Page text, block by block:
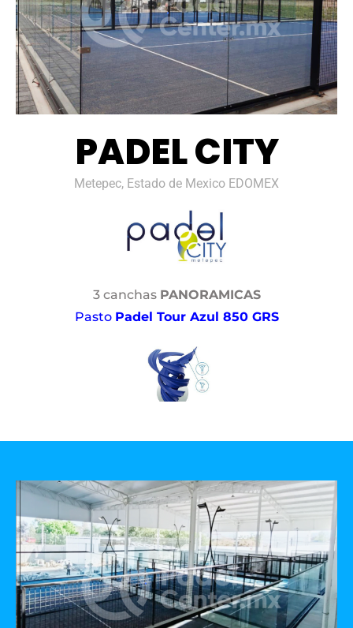
PADEL CITY
Metepec, Estado de Mexico EDOMEX
3 canchas PANORAMICAS
Pasto Padel Tour Azul 850 GRS